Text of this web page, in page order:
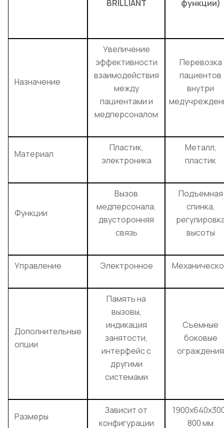
BRILLIANT функции)
Назначение
Увеличение
эффективности
взаимодействия
между
пациентами и
медперсоналом
Перевозка
пациентов
внутри
Материал
Пластик,
электроника
Металл,
пластик
Функции
Вызов
медперсонала,
двусторонняя
связь
Подъемная
спинка,
высоты
Управление Электронное
Дополнительные
опции
Память на
вызовы,
индикация
занятости,
интерфейс с
другими
системами
Съемные
боковые
ограждения
Размеры
Зависит от
конфигурации
800 мм